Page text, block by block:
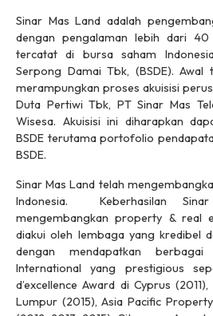
Sinar Mas Land adalah
dengan pengalaman lebih dari
tercatat di bursa saham
Serpong Damai Tbk, (BSDE). Awal
merampungkan proses akuisisi
Duta Pertiwi Tbk, PT Sinar Mas
Wisesa. Akuisisi ini diharapkan
BSDE terutama portofolio
BSDE.
Sinar Mas Land telah
Indonesia. Keberhasilan
mengembangkan property & real
diakui oleh lembaga yang kredibel
dengan mendapatkan berbagai
International yang prestigious
d’excellence Award di Cyprus
Lumpur (2015), Asia Pacific